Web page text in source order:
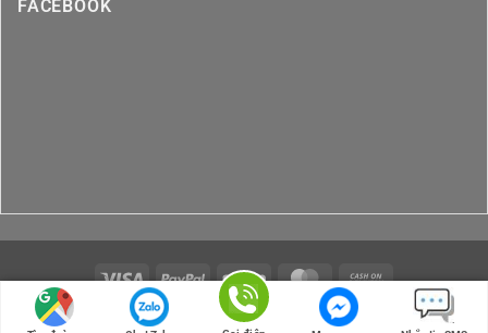
FACEBOOK
Visa PayPal Stripe MasterCardCash
Delivery
Copyright 2026 © Thiết kế và phát triển bởi Truong